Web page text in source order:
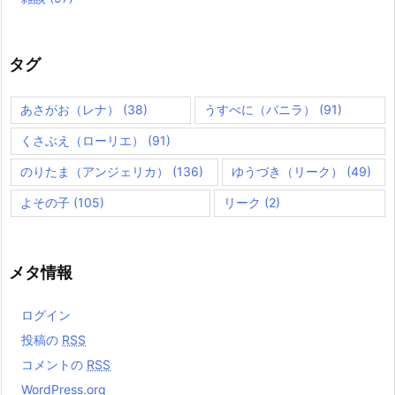
タグ
あさがお（レナ） (38) うすべに（バニラ） (91)
くさぶえ（ローリエ） (91)
のりたま（アンジェリカ） (136) ゆうづき（リーク） (49)
よその子 (105) リーク (2)
メタ情報
ログイン
投稿の RSS
コメントの RSS
WordPress.org